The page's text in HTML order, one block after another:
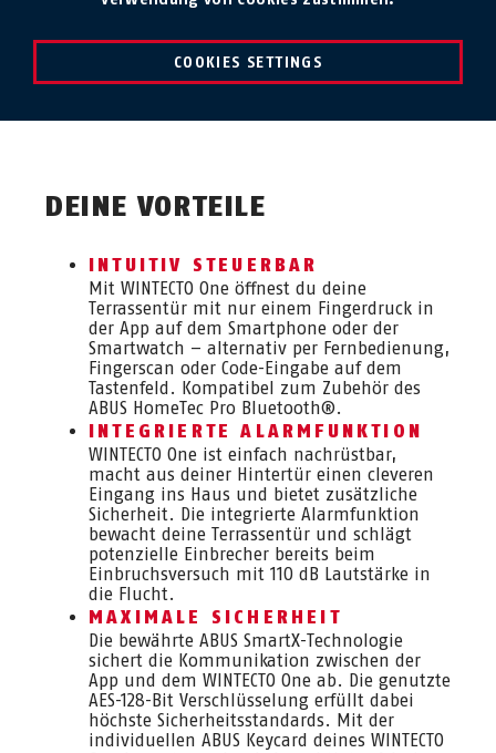
COOKIES SETTINGS
DEINE VORTEILE
INTUITIV STEUERBAR
Mit WINTECTO One öffnest du deine
Terrassentür mit nur einem Fingerdruck in
der App auf dem Smartphone oder der
Smartwatch – alternativ per Fernbedienung,
Fingerscan oder Code-Eingabe auf dem
Tastenfeld. Kompatibel zum Zubehör des
ABUS HomeTec Pro Bluetooth®.
INTEGRIERTE ALARMFUNKTION
WINTECTO One ist einfach nachrüstbar,
macht aus deiner Hintertür einen cleveren
Eingang ins Haus und bietet zusätzliche
Sicherheit. Die integrierte Alarmfunktion
bewacht deine Terrassentür und schlägt
potenzielle Einbrecher bereits beim
Einbruchsversuch mit 110 dB Lautstärke in
die Flucht.
MAXIMALE SICHERHEIT
Die bewährte ABUS SmartX-Technologie
sichert die Kommunikation zwischen der
App und dem WINTECTO One ab. Die genutzte
AES-128-Bit Verschlüsselung erfüllt dabei
höchste Sicherheitsstandards. Mit der
individuellen ABUS Keycard deines WINTECTO